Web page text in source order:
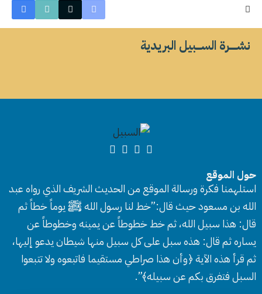
نشــــــرة الســــبيل البريدية
حول الموقع
استلهمنا فكرة ورسالة الموقع من الحديث الشريف الذي رواه عبد
الله بن مسعود حيث قال:”خط لنا رسول الله ﷺ يوماً خطاً ثم
قال: هذا سبيل الله، ثم خط خطوطاً عن يمينه وخطوطاً عن
يساره ثم قال: هذه سبل على كل سبيل منها شيطان يدعو إليها،
ثم قرأ هذه الآية ﴿وأن هذا صراطي مستقيما فاتبعوه ولا تتبعوا
السبل فتفرق بكم عن سبيله﴾”.